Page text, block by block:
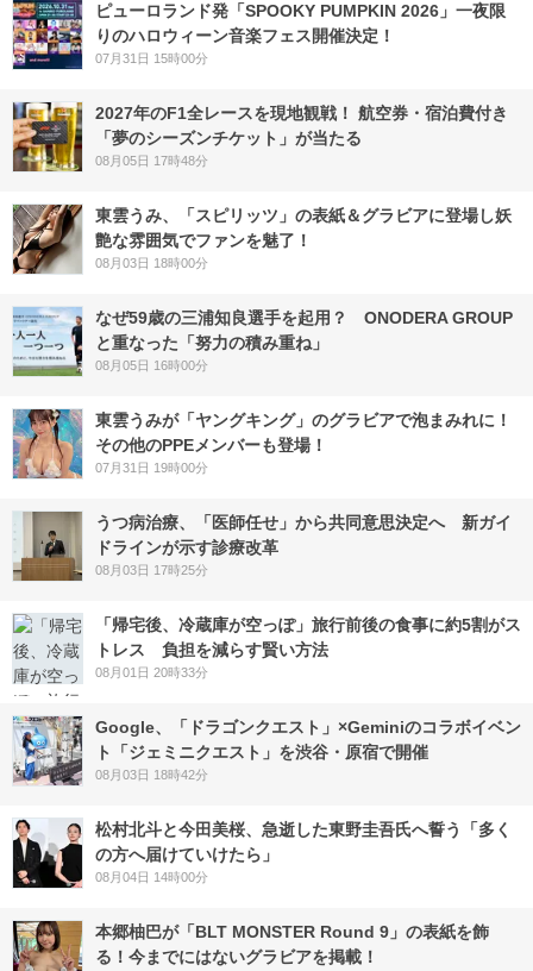
ピューロランド発「SPOOKY PUMPKIN 2026」一夜限
りのハロウィーン音楽フェス開催決定！
07月31日 15時00分
2027年のF1全レースを現地観戦！ 航空券・宿泊費付き
「夢のシーズンチケット」が当たる
08月05日 17時48分
東雲うみ、「スピリッツ」の表紙＆グラビアに登場し妖
艶な雰囲気でファンを魅了！
08月03日 18時00分
なぜ59歳の三浦知良選手を起用？ ONODERA GROUP
と重なった「努力の積み重ね」
08月05日 16時00分
東雲うみが「ヤングキング」のグラビアで泡まみれに！
その他のPPEメンバーも登場！
07月31日 19時00分
うつ病治療、「医師任せ」から共同意思決定へ 新ガイ
ドラインが示す診療改革
08月03日 17時25分
「帰宅後、冷蔵庫が空っぽ」旅行前後の食事に約5割がス
トレス 負担を減らす賢い方法
08月01日 20時33分
Google、「ドラゴンクエスト」×Geminiのコラボイベン
ト「ジェミニクエスト」を渋谷・原宿で開催
08月03日 18時42分
松村北斗と今田美桜、急逝した東野圭吾氏へ誓う「多く
の方へ届けていけたら」
08月04日 14時00分
本郷柚巴が「BLT MONSTER Round 9」の表紙を飾
る！今までにはないグラビアを掲載！